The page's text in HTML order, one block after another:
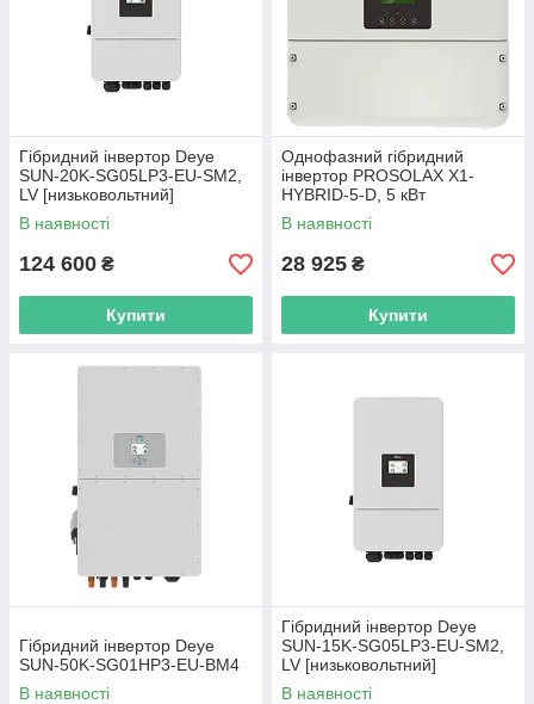
Гібридний інвертор Deye
SUN-20K-SG05LP3-EU-SM2,
LV [низьковольтний]
В наявності
124 600 ₴
Купити
Однофазний гібридний
інвертор PROSOLAX X1-
HYBRID-5-D, 5 кВт
В наявності
28 925 ₴
Купити
Гібридний інвертор Deye
SUN-50K-SG01HP3-EU-BM4
В наявності
Гібридний інвертор Deye
SUN-15K-SG05LP3-EU-SM2,
LV [низьковольтний]
В наявності